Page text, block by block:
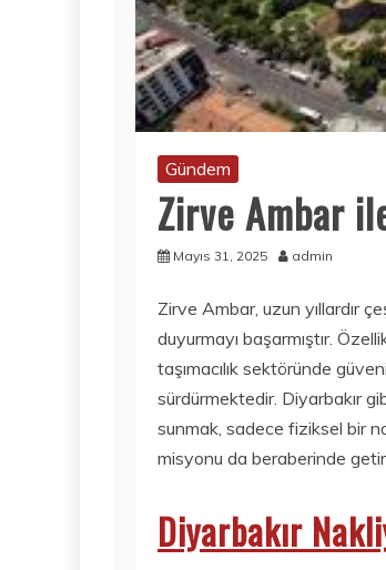
Gündem
Zirve Ambar
Mayıs 31, 2025 admin
Zirve Ambar, uzun yıllardır
duyurmayı başarmıştır.
taşımacılık sektöründe
sürdürmektedir. Diyarbakır
sunmak, sadece fiziksel bir
misyonu da beraberinde
Diyarbakır